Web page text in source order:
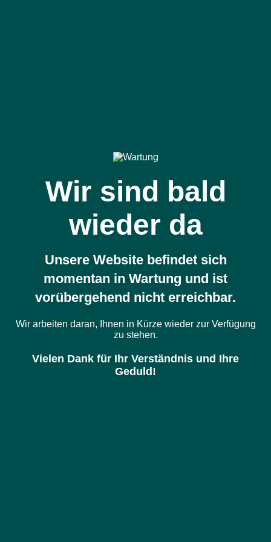
Wir sind bald
wieder da
Unsere Website befindet sich
momentan in Wartung und ist
vorübergehend nicht erreichbar.
Wir arbeiten daran, Ihnen in Kürze wieder zur Verfügung
zu stehen.
Vielen Dank für Ihr Verständnis und Ihre
Geduld!